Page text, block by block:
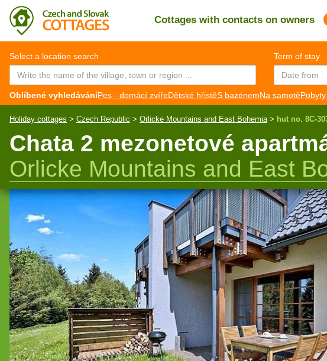
Cottages with contacts on owners
CZ EN
Select a location search Term of stay
Oblíbené vyhledáváníPes - domácí zvířeDětské hřistěS bazénemNa samotě
Holiday cottages > Czech Republic > Orlicke Mountains and East Bohemia > hut no. 8C-
Chata 2 mezonetové
Orlicke Mountains and East